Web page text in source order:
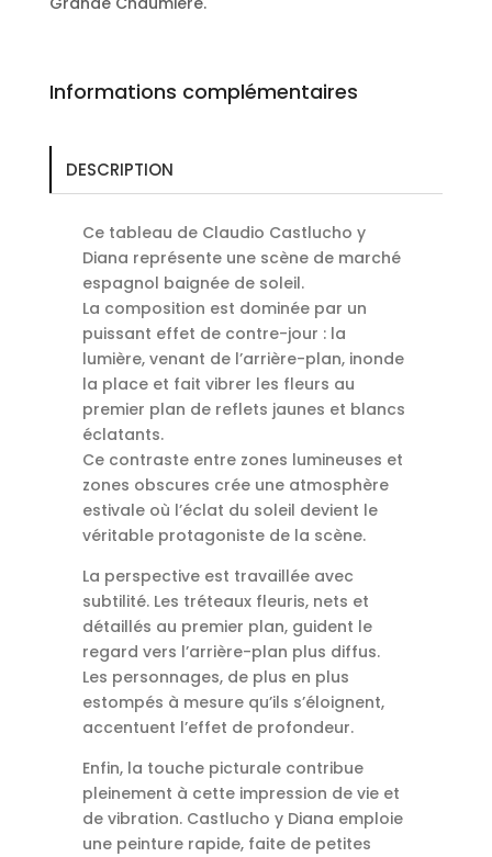
Informations complémentaires
DESCRIPTION
Ce tableau de Claudio Castlucho y
Diana représente une scène de marché
espagnol baignée de soleil.
La composition est dominée par un
puissant effet de contre-jour : la
lumière, venant de l’arrière-plan, inonde
la place et fait vibrer les fleurs au
premier plan de reflets jaunes et blancs
éclatants.
Ce contraste entre zones lumineuses et
zones obscures crée une atmosphère
estivale où l’éclat du soleil devient le
véritable protagoniste de la scène.
La perspective est travaillée avec
subtilité. Les tréteaux fleuris, nets et
détaillés au premier plan, guident le
regard vers l’arrière-plan plus diffus.
Les personnages, de plus en plus
estompés à mesure qu’ils s’éloignent,
accentuent l’effet de profondeur.
Enfin, la touche picturale contribue
pleinement à cette impression de vie et
de vibration. Castlucho y Diana emploie
une peinture rapide, faite de petites